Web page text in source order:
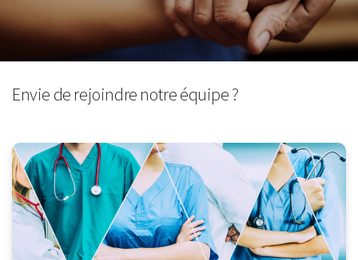
Envie de rejoindre notre équipe ?